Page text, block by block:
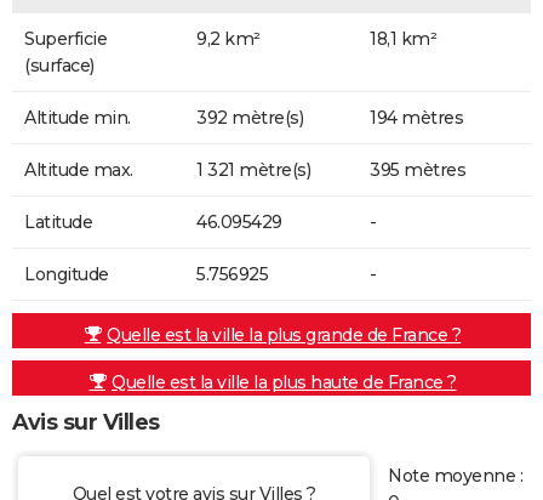
Superficie
(surface)
9,2 km² 18,1 km²
Altitude min. 392 mètre(s) 194 mètres
Altitude max. 1 321 mètre(s) 395 mètres
Latitude 46.095429 -
Longitude 5.756925 -
Quelle est la ville la plus grande de France ?
Quelle est la ville la plus haute de France ?
Avis sur Villes
Quel est votre avis sur Villes ?
Note moyenne :